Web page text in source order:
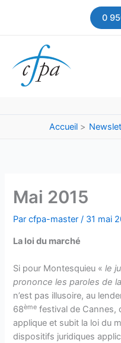
0
Accueil
Mai 2015
Parcfpa-master/ 31 mai
La loi du marché
Si pour Montesquieu «le
prononce les paroles de
n’est pas illusoire, au
68ème festival de Cannes,
applique et subit la loi du
dispositifs juridiques